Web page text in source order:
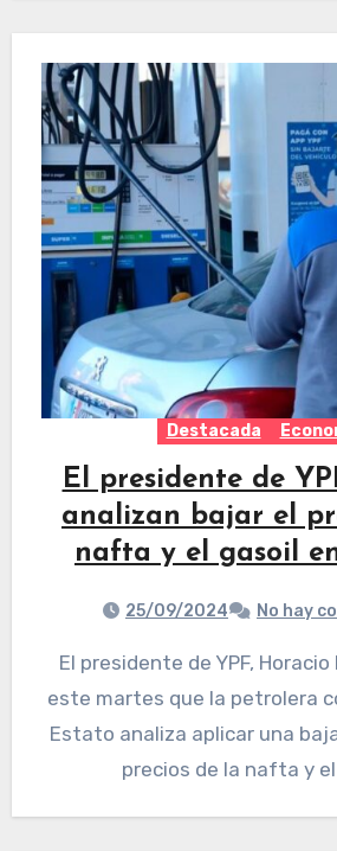
Destacada
El presidente de
analizan bajar el
nafta y el gasoil
25/09/2024 No hay
El presidente de YPF, Horacio Marín, anticipó
este martes que la petrolera
Estato analiza aplicar una
precios de la nafta y